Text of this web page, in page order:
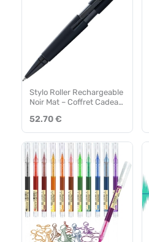
Stylo Roller Rechargeable
Noir Mat – Coffret Cadeau
52.70 €